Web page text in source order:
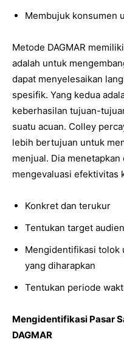
Membujuk konsumen
Metode DAGMAR
adalah untuk
dapat menyelesaikan
spesifik. Yang kedua
keberhasilan tujuan-
suatu acuan. Colley
lebih bertujuan untuk
menjual. Dia
mengevaluasi efektivitas
Konkret dan terukur
Tentukan target
Mengidentifikasi tolok
yang diharapkan
Tentukan periode
Mengidentifikasi Pasar
DAGMAR